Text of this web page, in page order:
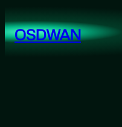
至
内OSDWAN